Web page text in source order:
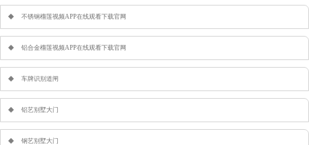
不锈钢榴莲视频APP在线观看下载官网
铝合金榴莲视频APP在线观看下载官网
车牌识别道闸
铝艺别墅大门
钢艺别墅大门